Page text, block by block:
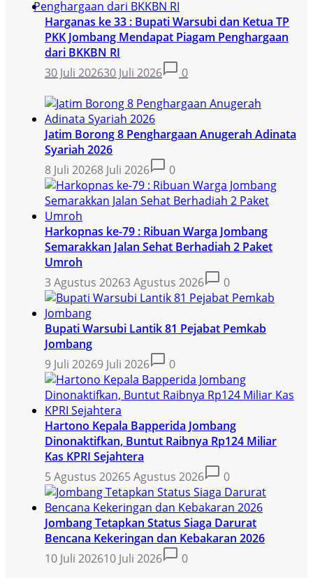
Harganas ke 33 : Bupati Warsubi dan Ketua TP
PKK Jombang Mendapat Piagam Penghargaan
dari BKKBN RI
30 Juli 202630 Juli 2026 0
Jatim Borong 8 Penghargaan Anugerah Adinata
Syariah 2026
8 Juli 20268 Juli 2026 0
Harkopnas ke-79 : Ribuan Warga Jombang
Semarakkan Jalan Sehat Berhadiah 2 Paket
Umroh
3 Agustus 20263 Agustus 2026 0
Bupati Warsubi Lantik 81 Pejabat Pemkab
Jombang
9 Juli 20269 Juli 2026 0
Hartono Kepala Bapperida Jombang
Dinonaktifkan, Buntut Raibnya Rp124 Miliar
Kas KPRI Sejahtera
5 Agustus 20265 Agustus 2026 0
Jombang Tetapkan Status Siaga Darurat
Bencana Kekeringan dan Kebakaran 2026
10 Juli 202610 Juli 2026 0